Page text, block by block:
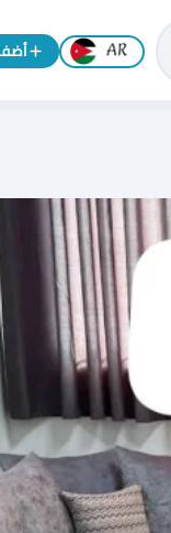
تغيير اللغة